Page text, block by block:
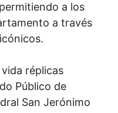
a los
a través
réplicas
Público de
San Jerónimo